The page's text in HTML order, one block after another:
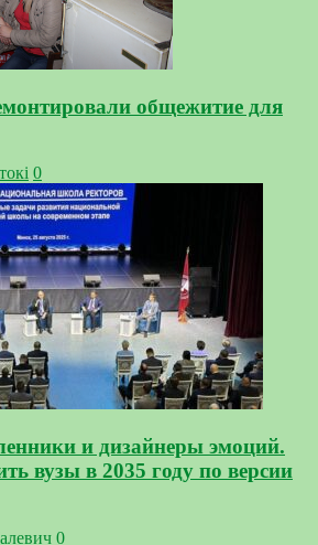
общежитие для
0
и дизайнеры эмоций.
вузы в 2035 году по версии
0